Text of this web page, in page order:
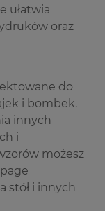
ułatwia
oraz
do
i bombek.
innych
i
możesz
stół i innych